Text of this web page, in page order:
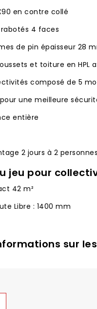
en contre collé
4 faces
de pin épaisseur 28
et toiture en HPL
composé de 5
une meilleure
entière
2 jours à 2
jeu pour
42 m²
Libre : 1400 mm
sur